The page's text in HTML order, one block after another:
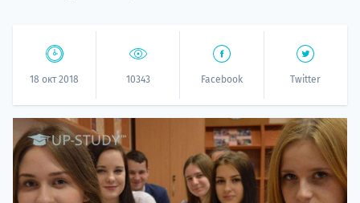
18 окт 2018 10343 Facebook Twitter